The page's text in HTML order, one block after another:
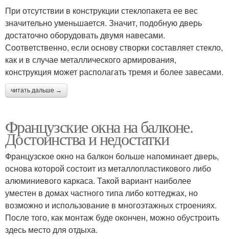
При отсутствии в конструкции стеклопакета ее вес
значительно уменьшается. Значит, подобную дверь
достаточно оборудовать двумя навесами.
Соответственно, если основу створки составляет стекло,
как и в случае металлического армирования,
конструкция может располагать тремя и более завесами.
читать дальше →
Французские окна на балконе.
Достоинства и недостатки
Французское окно на балкон больше напоминает дверь,
основа которой состоит из металлопластикового либо
алюминиевого каркаса. Такой вариант наиболее
уместен в домах частного типа либо коттеджах, но
возможно и использование в многоэтажных строениях.
После того, как монтаж буде окончен, можно обустроить
здесь место для отдыха.